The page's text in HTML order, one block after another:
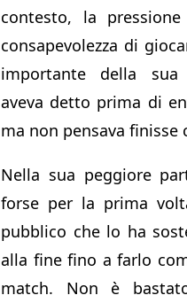
contesto, la
consapevolezza di
importante della sua
aveva detto prima di
ma non pensava finisse
Nella sua peggiore
forse per la prima
pubblico che lo ha
alla fine fino a farlo
match. Non è